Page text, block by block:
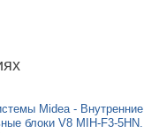
Midea - Внутренние
блоки V8 MIH-F3-5HN.